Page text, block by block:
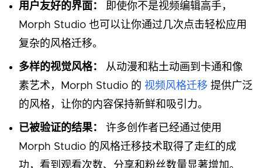
用户友好的界面：
即使你不是视频编辑高手，
Morph Studio 也可以让你通过几次点击轻松应用
复杂的风格迁移。
多样的视觉风格：
从动漫和粘土动画到卡通和像
素艺术，Morph Studio 的 视频风格迁移 提供广泛
的风格，让你的内容保持新鲜和吸引力。
已被验证的结果：
许多创作者已经通过使用
Morph Studio 的风格迁移技术取得了走红的成
功，看到观看次数、分享和粉丝数量显著增加。